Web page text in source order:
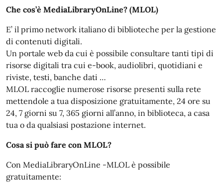
Che cos’è MediaLibraryOnLine? (MLOL)
E’ il primo network italiano di biblioteche per la gestione
di contenuti digitali.
Un portale web da cui è possibile consultare tanti tipi di
risorse digitali tra cui e-book, audiolibri, quotidiani e
riviste, testi, banche dati …
MLOL raccoglie numerose risorse presenti sulla rete
mettendole a tua disposizione gratuitamente, 24 ore su
24, 7 giorni su 7, 365 giorni all’anno, in biblioteca, a casa
tua o da qualsiasi postazione internet.
Cosa si può fare con MLOL?
Con MediaLibraryOnLine -MLOL è possibile
gratuitamente: